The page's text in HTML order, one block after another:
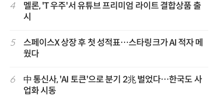
4
멜론, 'T 우주'서 유튜브 프리미엄 라이트 결합상품 출
시
5
스페이스X 상장 후 첫 성적표…스타링크가 AI 적자 메
웠다
6
中 통신사, 'AI 토큰'으로 분기 2兆 벌었다…한국도 사
업화 시동